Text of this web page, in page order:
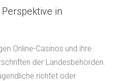
in
Online-Casinos und ihre
der Landesbehörden.
richtet oder